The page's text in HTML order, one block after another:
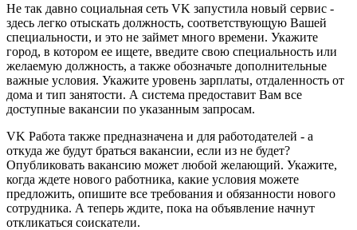
Не так давно социальная сеть VK запустила новый сервис -
здесь легко отыскать должность, соответствующую Вашей
специальности, и это не займет много времени. Укажите
город, в котором ее ищете, введите свою специальность или
желаемую должность, а также обозначьте дополнительные
важные условия. Укажите уровень зарплаты, отдаленность от
дома и тип занятости. А система предоставит Вам все
доступные вакансии по указанным запросам.
VK Работа также предназначена и для работодателей - а
откуда же будут браться вакансии, если из не будет?
Опубликовать вакансию может любой желающий. Укажите,
когда ждете нового работника, какие условия можете
предложить, опишите все требования и обязанности нового
сотрудника. А теперь ждите, пока на объявление начнут
откликаться соискатели.